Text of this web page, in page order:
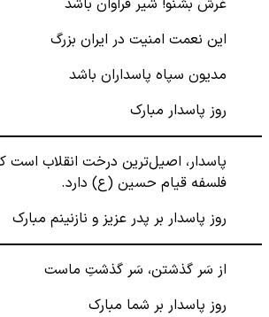
غرش بشنو! شیر فراوان باشد
این نعمت امنیت در ایران بزرگ
مدیون سپاه پاسداران باشد
روز پاسدار مبارک
پاسدار، اصیل‌ترین درخت انقلاب است
فلسفه قیام حسین (ع) دارد.
روز پاسدار بر پدر عزیز و نازنینم مبارک
از سَر گذشتن، سَر گذشتِ ماست
روز پاسدار بر شما مبارک